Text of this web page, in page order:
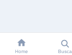
Home Busca